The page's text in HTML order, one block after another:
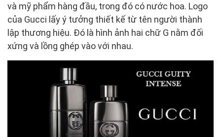
và mỹ phẩm hàng đầu, trong đó có nước hoa. Logo
của Gucci lấy ý tưởng thiết kế từ tên người thành
lập thương hiệu. Đó là hình ảnh hai chữ G nằm đối
xứng và lồng ghép vào với nhau.